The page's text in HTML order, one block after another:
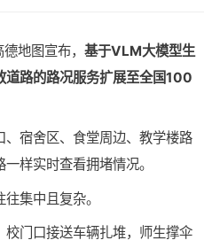
德地图宣布， 基于VLM大模型生
道路的路况服务扩展至全国100
宿舍区、食堂周边、教学楼路
样实时查看拥堵情况。
集中且复杂。
校门口接送车辆扎堆，师生撑伞